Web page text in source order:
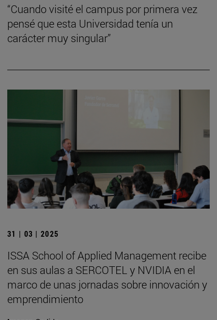
“Cuando visité el campus por primera vez
pensé que esta Universidad tenía un
carácter muy singular”
31 | 03 | 2025
ISSA School of Applied Management recibe
en sus aulas a SERCOTEL y NVIDIA en el
marco de unas jornadas sobre innovación y
emprendimiento